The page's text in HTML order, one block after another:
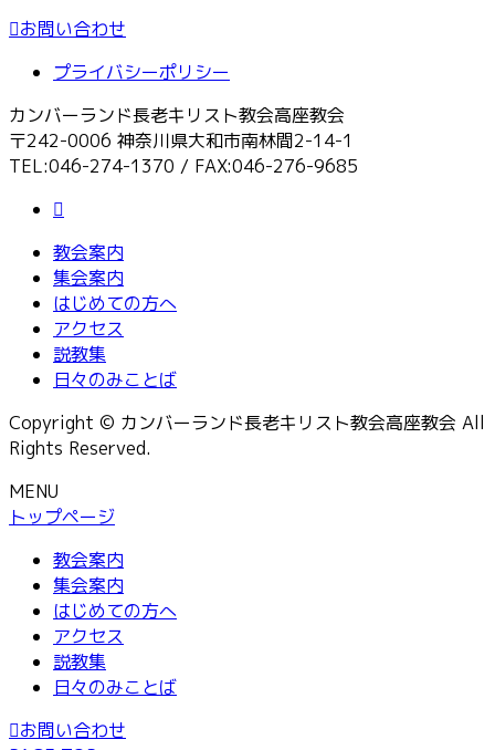
お問い合わせ
プライバシーポリシー
カンバーランド長老キリスト教会高座教会
〒242-0006 神奈川県大和市南林間2-14-1
TEL:046-274-1370 / FAX:046-276-9685
教会案内
集会案内
はじめての方へ
アクセス
説教集
日々のみことば
Copyright © カンバーランド長老キリスト教会高座教会 All
Rights Reserved.
MENU
トップページ
教会案内
集会案内
はじめての方へ
アクセス
説教集
日々のみことば
お問い合わせ